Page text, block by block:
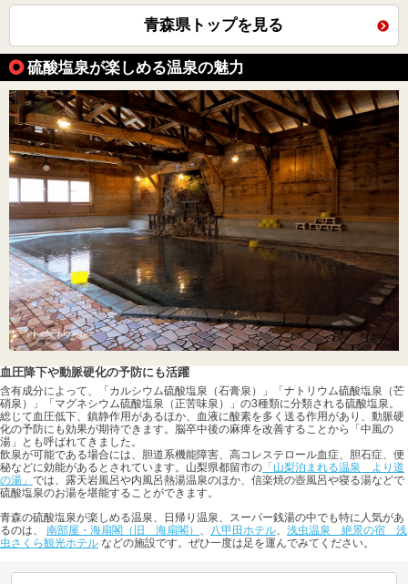
青森県トップを見る
硫酸塩泉が楽しめる温泉の魅力
血圧降下や動脈硬化の予防にも活躍
含有成分によって、「カルシウム硫酸塩泉（石膏泉）」「ナトリウム硫酸塩泉（芒
硝泉）」「マグネシウム硫酸塩泉（正苦味泉）」の3種類に分類される硫酸塩泉。
総じて血圧低下、鎮静作用があるほか、血液に酸素を多く送る作用があり、動脈硬
化の予防にも効果が期待できます。脳卒中後の麻痺を改善することから「中風の
湯」とも呼ばれてきました。
飲泉が可能である場合には、胆道系機能障害、高コレステロール血症、胆石症、便
秘などに効能があるとされています。山梨県都留市の 「山梨泊まれる温泉 より道
の湯」 では、露天岩風呂や内風呂熱湯温泉のほか、信楽焼の壺風呂や寝る湯などで
硫酸塩泉のお湯を堪能することができます。
青森の硫酸塩泉が楽しめる温泉、日帰り温泉、スーパー銭湯の中でも特に人気があ
るのは、 南部屋・海扇閣（旧 海扇閣） 、 八甲田ホテル、 浅虫温泉 絶景の宿 浅
虫さくら観光ホテル などの施設です。ぜひ一度は足を運んでみてください。